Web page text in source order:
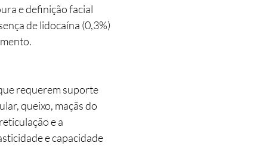
e definição facial
de lidocaína (0,3%)
requerem suporte
queixo, maçãs do
e a
e capacidade